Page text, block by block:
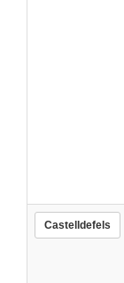
Castelldefels